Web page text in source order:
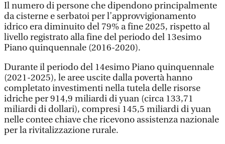
Il numero di persone che dipendono principalmente
da cisterne e serbatoi per l’approvvigionamento
idrico era diminuito del 79% a fine 2025, rispetto al
livello registrato alla fine del periodo del 13esimo
Piano quinquennale (2016-2020).
Durante il periodo del 14esimo Piano quinquennale
(2021-2025), le aree uscite dalla povertà hanno
completato investimenti nella tutela delle risorse
idriche per 914,9 miliardi di yuan (circa 133,71
miliardi di dollari), compresi 145,5 miliardi di yuan
nelle contee chiave che ricevono assistenza nazionale
per la rivitalizzazione rurale.